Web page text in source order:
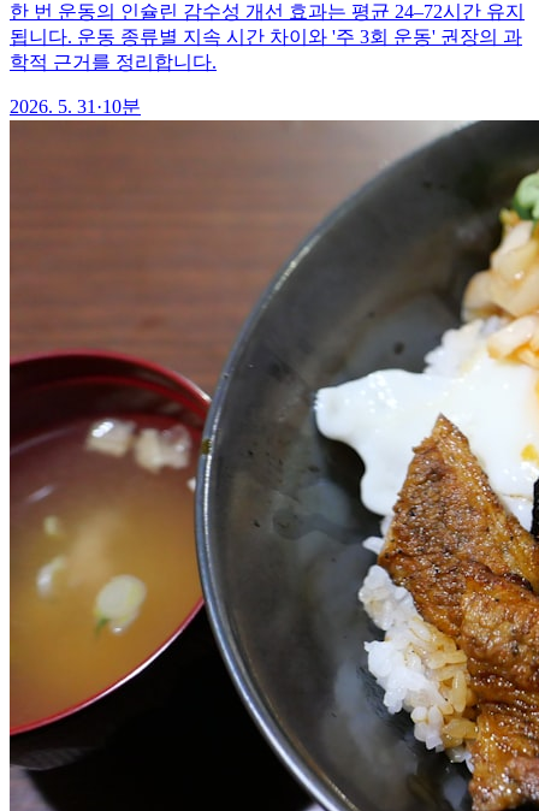
한 번 운동의 인슐린 감수성 개선 효과는 평균 24–72시간 유지
됩니다. 운동 종류별 지속 시간 차이와 '주 3회 운동' 권장의 과
학적 근거를 정리합니다.
2026. 5. 31 ·10분